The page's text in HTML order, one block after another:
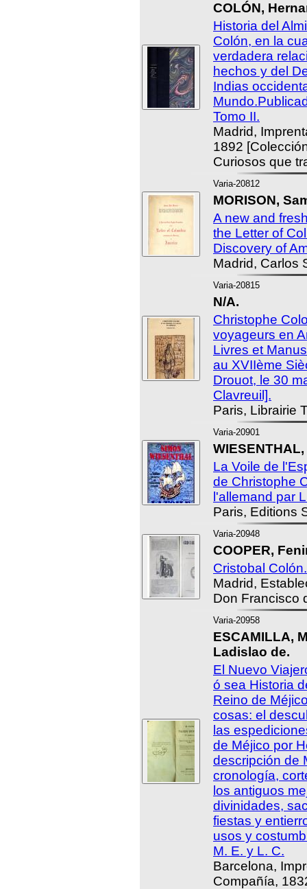
COLÓN,
Historia del
Colón, en la
verdadera
hechos y del
Indias
Tomo II.
Madrid,
1892
Curiosos que
Varia-20812
MORISON,
A new and
the Letter of
Discovery of
Madrid, Carlos
Varia-20815
N/A.
Christophe
voyageurs en
Livres et
au XVIIème
Drouot, le 30
Clavreuil].
Paris, Librairie
Varia-20901
La Voile de
de Christophe
l'allemand par
Paris, Editions
Varia-20948
COOPER,
Cristobal Colón.
Madrid,
Don Francisco
Varia-20958
ESCAMILLA,
Ladislao de.
El Nuevo
ó sea Historia
Reino de
cosas: el
las
de Méjico por
descripción de
cronología,
los antiguos
divinidades,
fiestas y
usos y
M. E. y L. C.
Barcelona,
Compañía,